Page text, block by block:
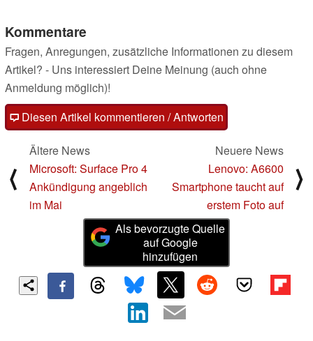
Kommentare
Fragen, Anregungen, zusätzliche Informationen zu diesem
Artikel? - Uns interessiert Deine Meinung (auch ohne
Anmeldung möglich)!
Diesen Artikel kommentieren / Antworten
⟨
Ältere News
Microsoft: Surface Pro 4
Ankündigung angeblich
im Mai
Neuere News
Lenovo: A6600
Smartphone taucht auf
erstem Foto auf
⟩
Als bevorzugte Quelle
auf Google
hinzufügen